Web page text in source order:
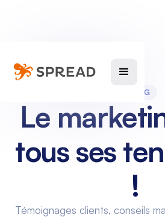
LE BLOG
Le
tous ses
!
Témoignages clients, conseils